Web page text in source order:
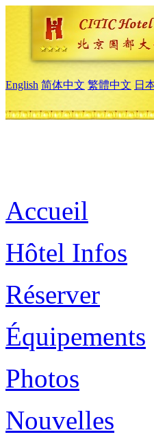
English 简体中文 繁體中文 日
Accueil
Hôtel Infos
Réserver
Équipements
Photos
Nouvelles